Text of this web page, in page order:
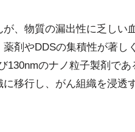
が、物質の漏出性に乏しい
剤やDDSの集積性が著し
130nmのナノ粒子製剤で
に移行し、がん組織を浸透